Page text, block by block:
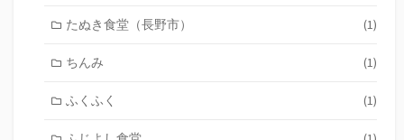
たぬき食堂（長野市） (1)
ちんみ (1)
ふくふく (1)